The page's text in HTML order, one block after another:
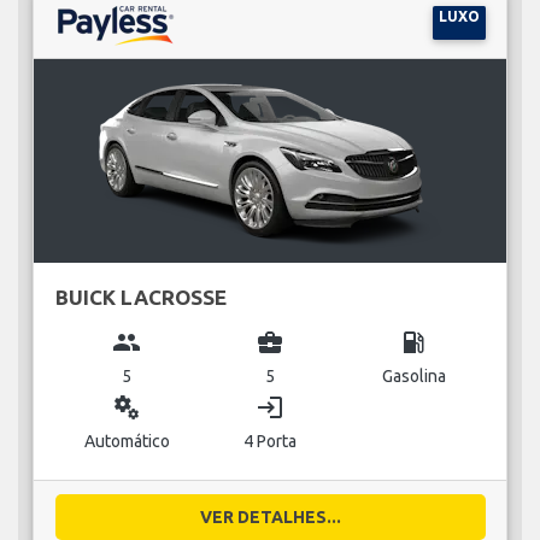
LUXO
BUICK LACROSSE
group
5
business_center
5
local_gas_station
Gasolina
miscellaneous_services
Automático
login
4 Porta
VER DETALHES...